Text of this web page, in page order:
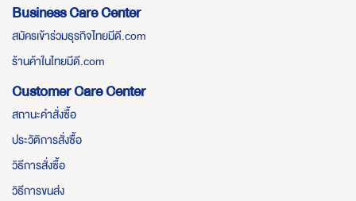
Business Care Center
สมัครเข้าร่วมธุรกิจไทยมีดี.com
ร้านค้าในไทยมีดี.com
Customer Care Center
สถานะคำสั่งซื้อ
ประวัติการสั่งซื้อ
วิธีการสั่งซื้อ
วิธีการขนส่ง